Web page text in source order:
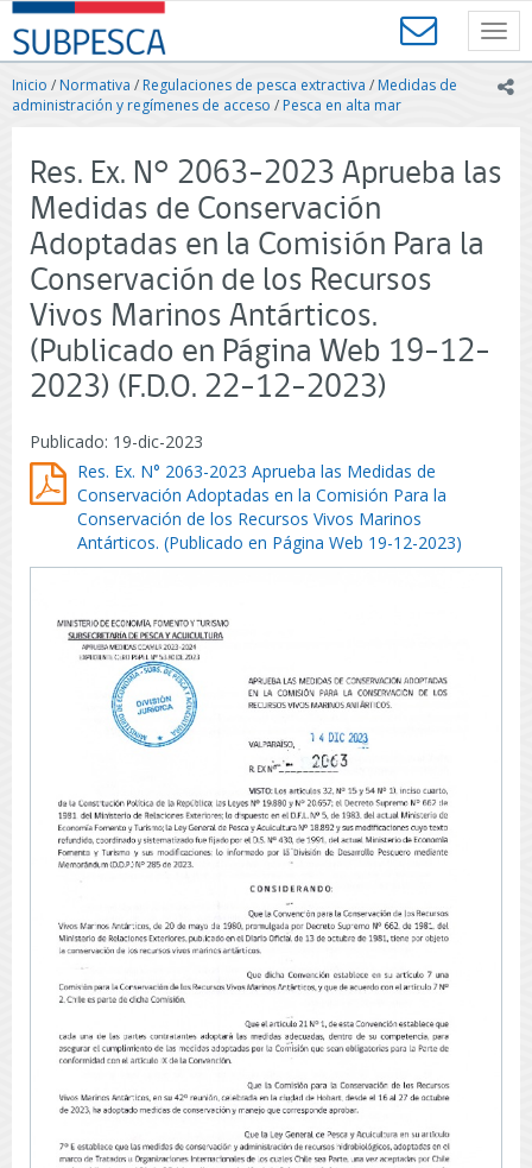
Contenido
principal
SUBPESCA
-
Subsecretaría
de
Acuicultura
Gobierno
de
Chile
Inicio /Normativa / Regulaciones de pesca extractiva / Medidas de
administración y regímenes de acceso / Pesca en alta mar
Res. Ex. N° 2063-2023 Aprueba las
Medidas de Conservación
Adoptadas en la Comisión Para la
Conservación de los Recursos
Vivos Marinos Antárticos.
(Publicado en Página Web 19-12-
2023) (F.D.O. 22-12-2023)
Publicado: 19-dic-2023
Res. Ex. N° 2063-2023 Aprueba las Medidas de
Conservación Adoptadas en la Comisión Para la
Conservación de los Recursos Vivos Marinos
Antárticos. (Publicado en Página Web 19-12-2023)